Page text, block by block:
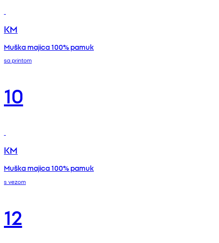
KM
Muška majica 100% pamuk
sa printom
10
KM
Muška majica 100% pamuk
s vezom
12